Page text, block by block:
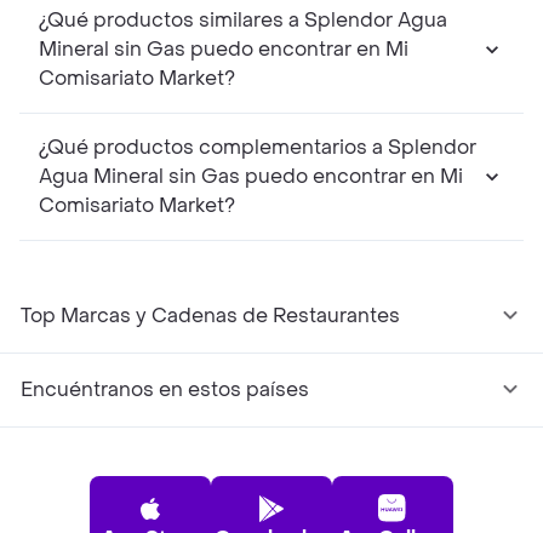
¿Qué productos similares a Splendor Agua
Mineral sin Gas puedo encontrar en Mi
Comisariato Market?
¿Qué productos complementarios a Splendor
Agua Mineral sin Gas puedo encontrar en Mi
Comisariato Market?
Top Marcas y Cadenas de Restaurantes
Encuéntranos en estos países